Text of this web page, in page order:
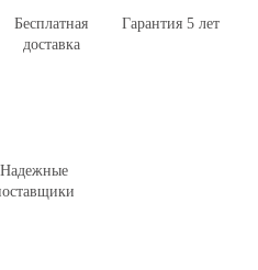
Бесплатная
доставка
Гарантия 5 лет
Надежные